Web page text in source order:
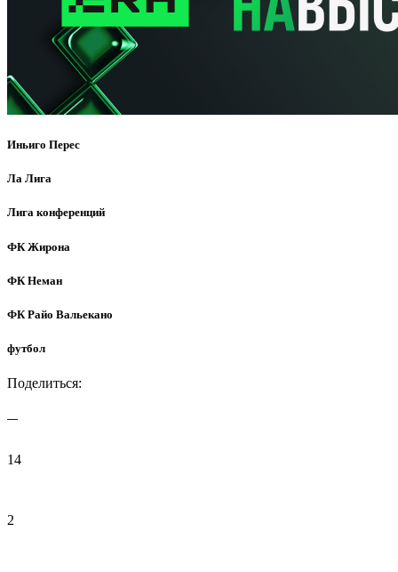
Иньиго Перес
Ла Лига
Лига конференций
ФК Жирона
ФК Неман
ФК Райо Вальекано
футбол
Поделиться:
14
2